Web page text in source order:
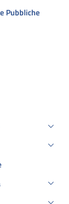
Pubbliche